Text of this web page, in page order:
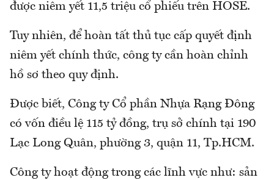
được niêm yết 11,5 triệu cổ phiếu trên HOSE.
Tuy nhiên, để hoàn tất thủ tục cấp quyết định
niêm yết chính thức, công ty cần hoàn chỉnh
hồ sơ theo quy định.
Được biết, Công ty Cổ phần Nhựa Rạng Đông
có vốn điều lệ 115 tỷ đồng, trụ sở chính tại 190
Lạc Long Quân, phường 3, quận 11, Tp.HCM.
Công ty hoạt động trong các lĩnh vực như: sản